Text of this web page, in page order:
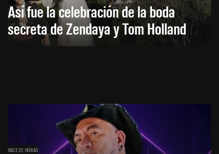
Así fue la celebración de la boda
secreta de Zendaya y Tom Holland
HACE 22 HORAS